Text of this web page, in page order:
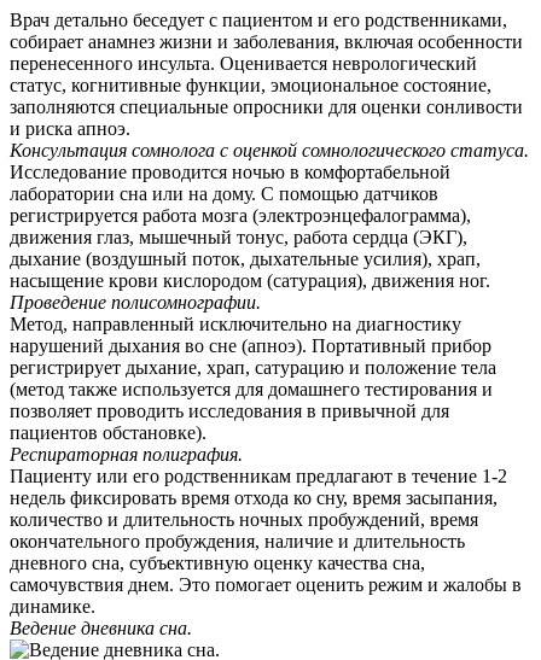
Врач детально беседует с пациентом и его родственниками,
собирает анамнез жизни и заболевания, включая особенности
перенесенного инсульта. Оценивается неврологический
статус, когнитивные функции, эмоциональное состояние,
заполняются специальные опросники для оценки сонливости
и риска апноэ.
Консультация сомнолога с оценкой сомнологического статуса.
Исследование проводится ночью в комфортабельной
лаборатории сна или на дому. С помощью датчиков
регистрируется работа мозга (электроэнцефалограмма),
движения глаз, мышечный тонус, работа сердца (ЭКГ),
дыхание (воздушный поток, дыхательные усилия), храп,
насыщение крови кислородом (сатурация), движения ног.
Проведение полисомнографии.
Метод, направленный исключительно на диагностику
нарушений дыхания во сне (апноэ). Портативный прибор
регистрирует дыхание, храп, сатурацию и положение тела
(метод также используется для домашнего тестирования и
позволяет проводить исследования в привычной для
пациентов обстановке).
Респираторная полиграфия.
Пациенту или его родственникам предлагают в течение 1-2
недель фиксировать время отхода ко сну, время засыпания,
количество и длительность ночных пробуждений, время
окончательного пробуждения, наличие и длительность
дневного сна, субъективную оценку качества сна,
самочувствия днем. Это помогает оценить режим и жалобы в
динамике.
Ведение дневника сна.